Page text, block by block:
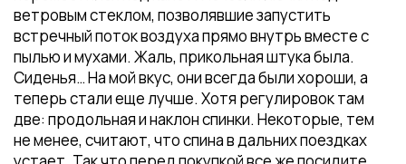
ветровым стеклом, позволявшие запустить
встречный поток воздуха прямо внутрь вместе с
пылью и мухами. Жаль, прикольная штука была.
Сиденья… На мой вкус, они всегда были хороши, а
теперь стали еще лучше. Хотя регулировок там
две: продольная и наклон спинки. Некоторые, тем
не менее, считают, что спина в дальних поездках